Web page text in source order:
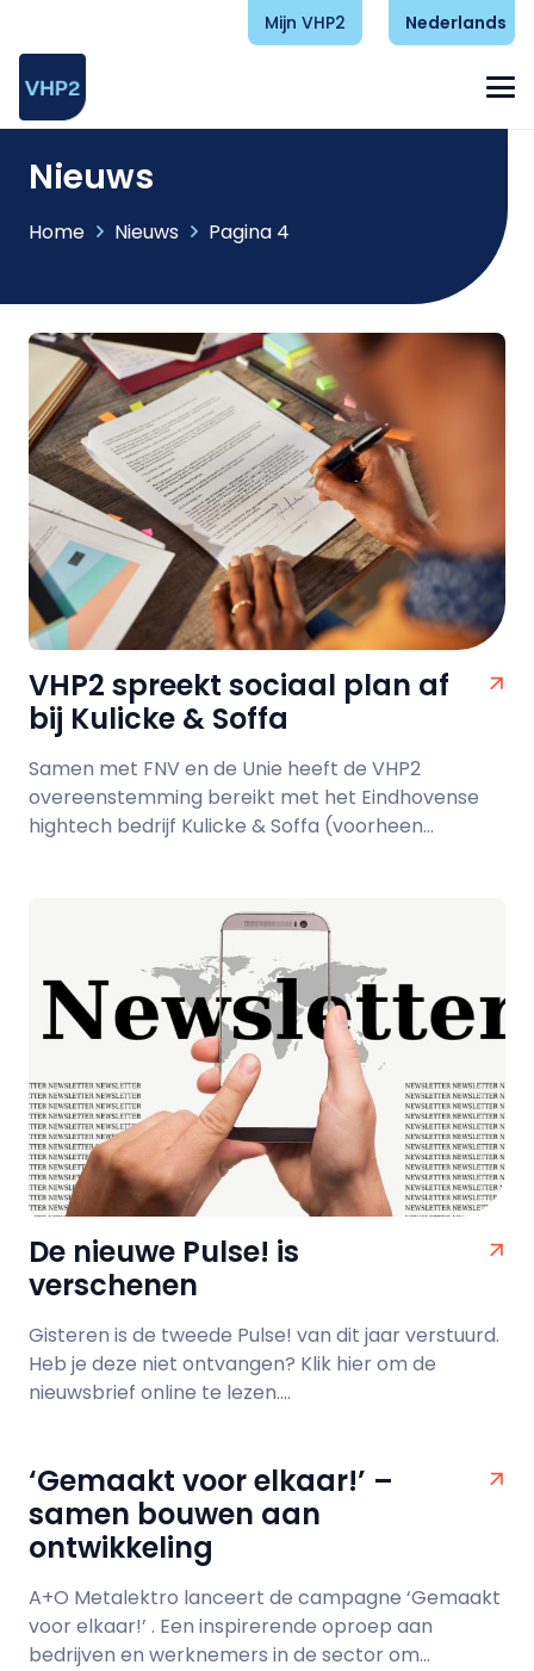
Mijn VHP2 Nederlands
Nieuws
Home Nieuws Pagina 4
VHP2 spreekt sociaal plan af
bij Kulicke & Soffa
Samen met FNV en de Unie heeft de VHP2
overeenstemming bereikt met het Eindhovense
hightech bedrijf Kulicke & Soffa (voorheen...
De nieuwe Pulse! is
verschenen
Gisteren is de tweede Pulse! van dit jaar verstuurd.
Heb je deze niet ontvangen? Klik hier om de
nieuwsbrief online te lezen....
‘Gemaakt voor elkaar!’ –
samen bouwen aan
ontwikkeling
A+O Metalektro lanceert de campagne ‘Gemaakt
voor elkaar!’ . Een inspirerende oproep aan
bedrijven en werknemers in de sector om...